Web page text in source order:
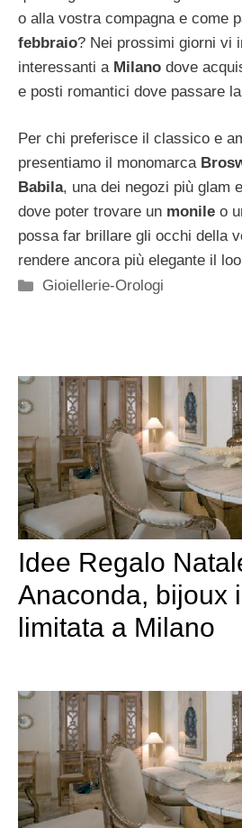
o alla vostra compagna e come
febbraio? Nei prossimi giorni vi
interessanti a Milano dove
e posti romantici dove passare
Per chi preferisce il classico e
presentiamo il monomarca
Babila, una dei negozi più glam
dove poter trovare un monile o
possa far brillare gli occhi della
rendere ancora più elegante il
Categorie
Gioiellerie-Orologi
Idee Regalo
Anaconda, bijoux
limitata a Milano